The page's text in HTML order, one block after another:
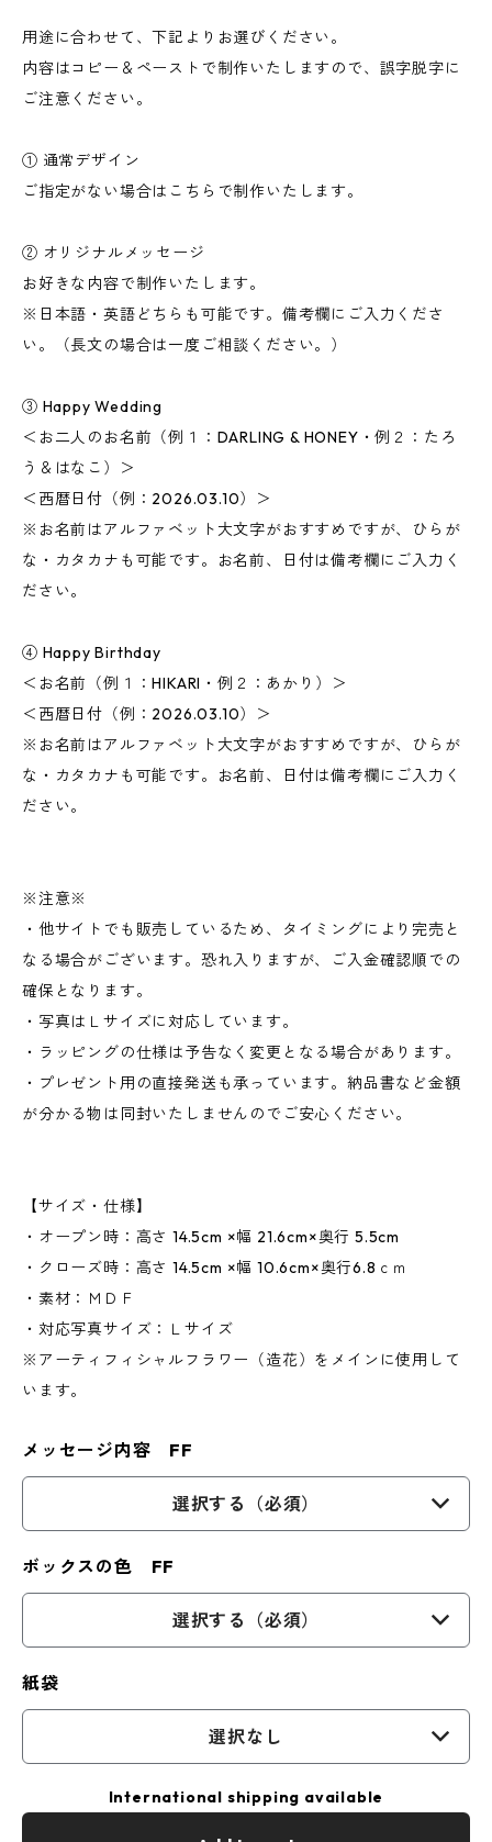
用途に合わせて、下記よりお選びください。
内容はコピー＆ペーストで制作いたしますので、誤字脱字に
ご注意ください。
① 通常デザイン
ご指定がない場合はこちらで制作いたします。
② オリジナルメッセージ
お好きな内容で制作いたします。
※日本語・英語どちらも可能です。備考欄にご入力くださ
い。（長文の場合は一度ご相談ください。）
③ Happy Wedding
＜お二人のお名前（例１：DARLING & HONEY・例２：たろ
う＆はなこ）＞
＜西暦日付（例：2026.03.10）＞
※お名前はアルファベット大文字がおすすめですが、ひらが
な・カタカナも可能です。お名前、日付は備考欄にご入力く
ださい。
④ Happy Birthday
＜お名前（例１：HIKARI・例２：あかり）＞
＜西暦日付（例：2026.03.10）＞
※お名前はアルファベット大文字がおすすめですが、ひらが
な・カタカナも可能です。お名前、日付は備考欄にご入力く
ださい。
※注意※
・他サイトでも販売しているため、タイミングにより完売と
なる場合がございます。恐れ入りますが、ご入金確認順での
確保となります。
・写真はＬサイズに対応しています。
・ラッピングの仕様は予告なく変更となる場合があります。
・プレゼント用の直接発送も承っています。納品書など金額
が分かる物は同封いたしませんのでご安心ください。
【サイズ・仕様】
・オープン時：高さ 14.5cm ×幅 21.6cm×奥行 5.5cm
・クローズ時：高さ 14.5cm ×幅 10.6cm×奥行6.8ｃｍ
・素材：ＭＤＦ
・対応写真サイズ：Ｌサイズ
※アーティフィシャルフラワー（造花）をメインに使用して
います。
メッセージ内容 FF
選択する（必須）
ボックスの色 FF
選択する（必須）
紙袋
選択なし
International shipping available